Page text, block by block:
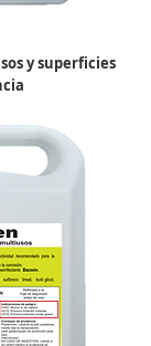
y superficies